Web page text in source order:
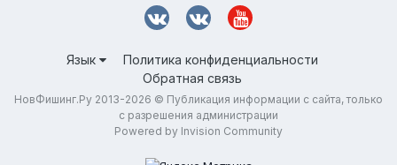
Язык
Политика конфиденциальности
Обратная связь
НовФишинг.Ру 2013-2026 © Публикация информации с сайта, только
с разрешения администрации
Powered by Invision Community